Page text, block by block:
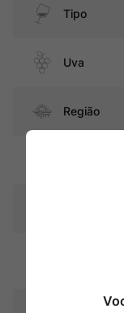
Tipo
Uva
Região